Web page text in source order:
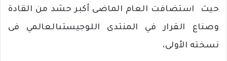
حيث
استضافت العام الماضى أكبر حشد من القادة
وصناع
القرار في المنتدى اللوجيستىالعالمي
فى
نسخته الأولى،